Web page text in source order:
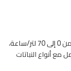
0 إلى 70 لتر/ساعة
،
أنواع النباتات